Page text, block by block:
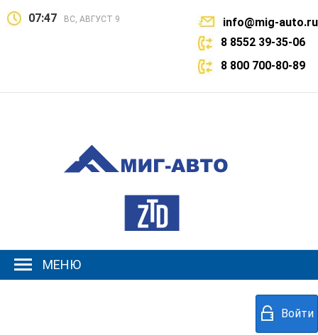
07:47 ВС, АВГУСТ 9
info@mig-auto.ru
8 8552 39-35-06
8 800 700-80-89
МЕНЮ
Войти